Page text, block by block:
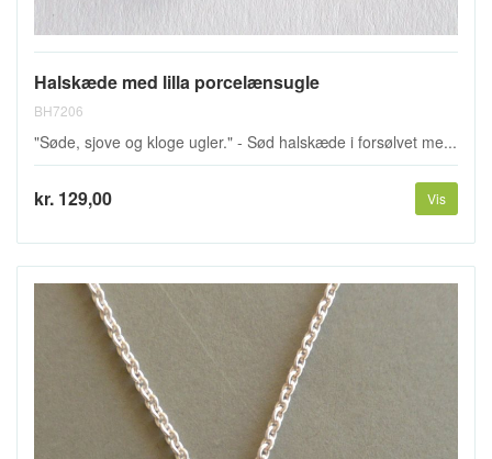
Halskæde med lilla porcelænsugle
BH7206
"Søde, sjove og kloge ugler." - Sød halskæde i forsølvet me...
kr. 129,00 Vis